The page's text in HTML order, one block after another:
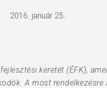
2016. január 25.
keretét (ÉFK),
A most